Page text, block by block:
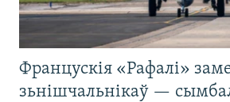
Францускія «Рафалі»
зьнішчальнікаў —